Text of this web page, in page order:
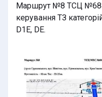
Маршрут №8 ТСЦ
керування ТЗ
D1E, DE.